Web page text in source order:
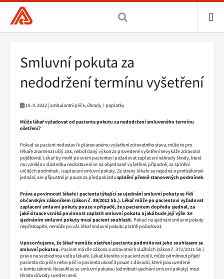
Všeobecná
zdravotní
hlavní
stránka
Drobečková
navigace
Smluvní pokuta za
nedodržení termínu vyšetření
19. 9. 2022 | ambulantní péče, úhrady / poplatky
Může lékař vyžadovat od pacienta pokutu za nedodržení smluveného termínu
ošetření?
Pokud se pacient nedostaví k plánovanému vyšetření zdravotního stavu, může to pro
lékaře znamenat ušlý zisk, neboť daný výkon za provedené vyšetření nevykáže zdravotní
pojišťovně. Lékař by mohl po svém pacientovi požadovat zaplacení náhrady škody, která
mu vznikla v důsledku nedostavení se na objednané vyšetření, případně, za splnění
určitých podmínek, i zaplacení smluvní pokuty. Ze strany lékaře se nejedná o protizákonné
jednání, ale přípustné je pouze za předpokladusplnění přesně stanovených podmínek.
Práva a povinnosti lékaře i pacienta týkající se ujednání smluvní pokuty se řídí
občanským zákoníkem (zákon č. 89/2012 Sb.).Lékař může po pacientovi vyžadovat
zaplacení smluvní pokuty pouze v případě, že s pacientem dopředu sjednal, za
jaké situace vzniká povinnost zaplatit smluvní pokutu a jaká bude její výše.Se
sjednáním smluvní pokuty musí pacient souhlasit. Pokud na sjednání smluvní pokuty
nepřistoupíte, nemůže po vás lékař smluvní pokutu platně požadovat.
Upozorňujeme, že lékař nemůže ošetření pacienta podmiňovat jeho souhlasem se
smluvní pokutou. Pacient má dle zákona o zdravotních službách (zákon č. 372/2011 Sb.)
právo na svobodnou volbu lékaře. Lékař, kterého si pacient zvolil, může odmítnout přijetí
pacienta do péče nebo péči o pacienta ukončit pouze z důvodů, které jsou uvedené
v tomto zákoně. Nesouhlas se smluvní pokutou (odmítnutí sjednání smluvní pokuty) mezi
těmito důvody uveden není.